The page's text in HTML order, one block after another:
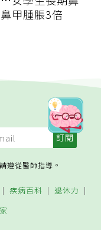
甲腫脹3倍
遵從醫師指導。
疾病百科
退休力